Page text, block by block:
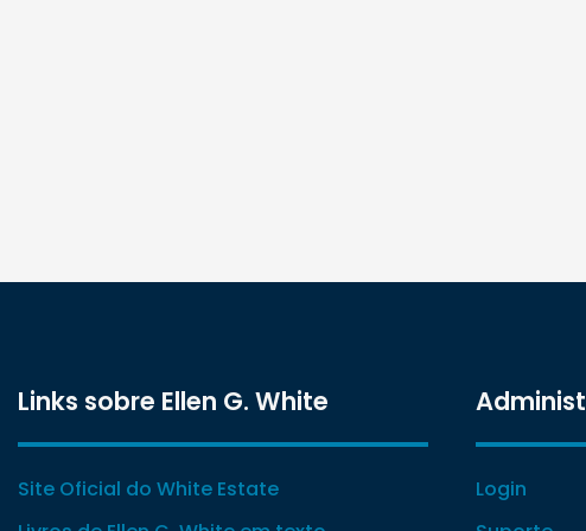
Links sobre Ellen G. White
Site Oficial do White Estate
Login